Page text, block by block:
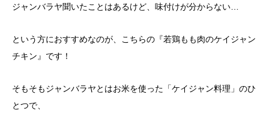
ジャンバラヤ聞いたことはあるけど、味付けが分からない…
という方におすすめなのが、こちらの『若鶏もも肉のケイジャン
チキン』です！
そもそもジャンバラヤとはお米を使った「ケイジャン料理」のひ
とつで、